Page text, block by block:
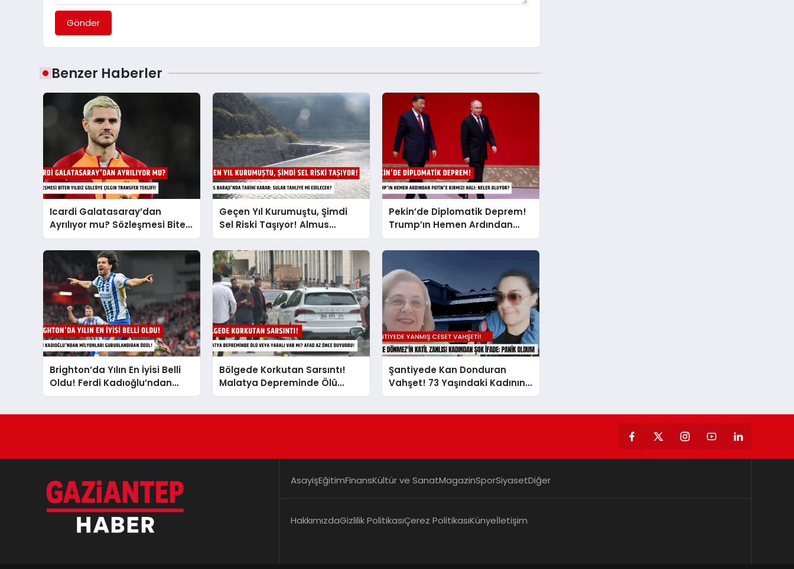
Gönder
Benzer Haberler
Icardi Galatasaray’dan
Ayrılıyor mu? Sözleşmesi Biten
Yıldız Golcüye Çılgın Transfer
Teklifi!
Geçen Yıl Kurumuştu, Şimdi
Sel Riski Taşıyor! Almus
Barajı’nda Tarihi Karar: Sular
Tahliye mi Edilecek?
Pekin’de Diplomatik Deprem!
Trump’ın Hemen Ardından
Putin’e Kırmızı Halı: Neler
Oluyor?
Brighton’da Yılın En İyisi Belli
Oldu! Ferdi Kadıoğlu’ndan
Milyonları Gururlandıran Ödül!
Bölgede Korkutan Sarsıntı!
Malatya Depreminde Ölü
Veya Yaralı Var mı? AFAD Az
Şantiyede Kan Donduran
Vahşet! 73 Yaşındaki Kadının
Yanmış Cesedi Bulundu: Katil
AsayişEğitimFinansKültür ve SanatMagazinSporSiyasetDiğer
HakkımızdaGizlilik PolitikasıÇerez PolitikasıKünyeİletişim